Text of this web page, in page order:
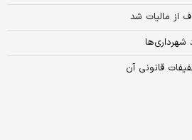
شهرداری‌ها
قانونی آن